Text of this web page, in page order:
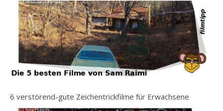
6 verstörend-gute Zeichentrickfilme für Erwachsene